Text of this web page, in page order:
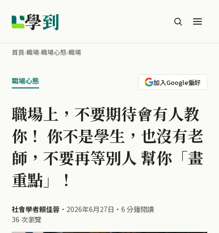
學到
首頁›職場›職場心態›職場
職場心態 加入Google偏好
職場上，不要期待會有人教
你！ 你不是學生，也沒有老
師，不要再等別人 幫你「畫
重點」！
社會學者賴佳蓉 ・ 2026年6月27日 ・ 6 分鐘閱讀
36 次瀏覽